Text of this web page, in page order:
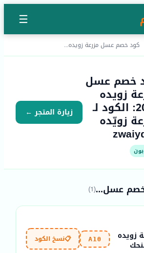
☰
كود خصم عسل مزرعة زويده...
خصم عسل
زويده
2026: الكود لـ
زويّده زيارة المتجر ←
عسل...(1)
زويده A10
📋نسخ الكود